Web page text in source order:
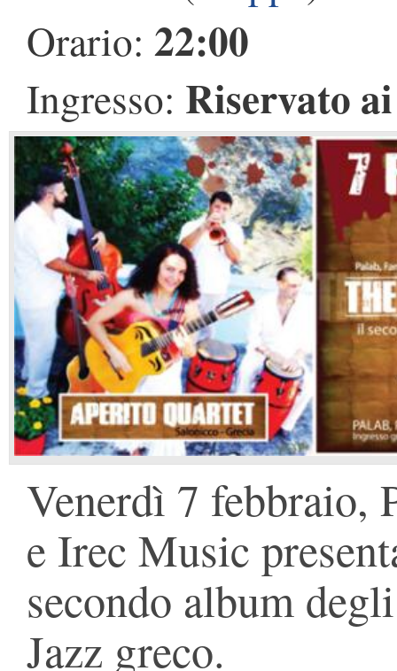
Orario: 22:00
Ingresso: Riservato
Venerdì 7 febbraio,
e Irec Music
secondo album
Jazz greco.